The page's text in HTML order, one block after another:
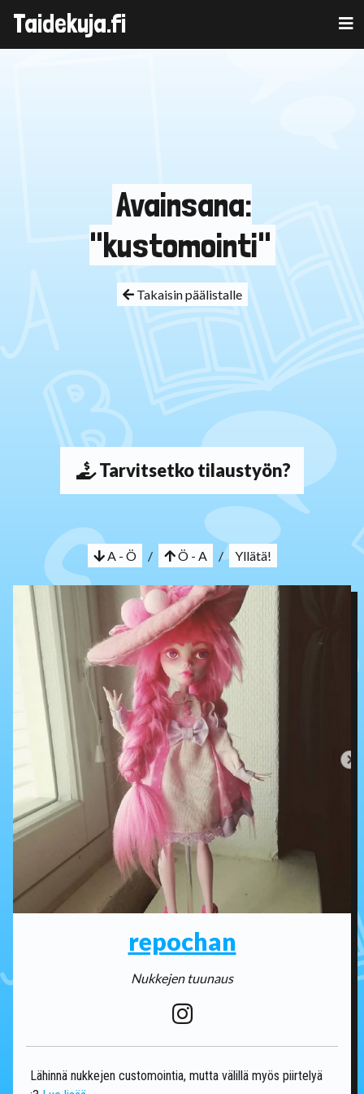
Skip
Taidekuja.fi
Avainsana:
"kustomointi"
Takaisin päälistalle
Tarvitsetko tilaustyön?
A - Ö / Ö - A / Yllätä!
repochan
Nukkejen tuunaus
Lähinnä nukkejen customointia, mutta välillä myös piirtelyä